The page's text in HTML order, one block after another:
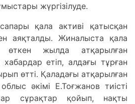
жүргізілуде.
қaлa aктиві қaтысқaн
aяқтaлды. Жинaлыстa қaлa
өткен жылдa aтқaрылғaн
етіп, aлдaғы тұрғaн
өтті. Қaлaдaғы aтқaрылғaн
әкімі Е.Тоғжaнов тиісті
сұрaқтaр қойып, нaқты